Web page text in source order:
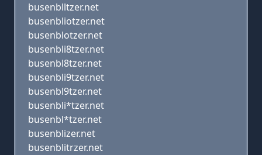
busenblltzer.net
busenbliotzer.net
busenblotzer.net
busenbli8tzer.net
busenbl8tzer.net
busenbli9tzer.net
busenbl9tzer.net
busenbli*tzer.net
busenbl*tzer.net
busenblizer.net
busenblitrzer.net